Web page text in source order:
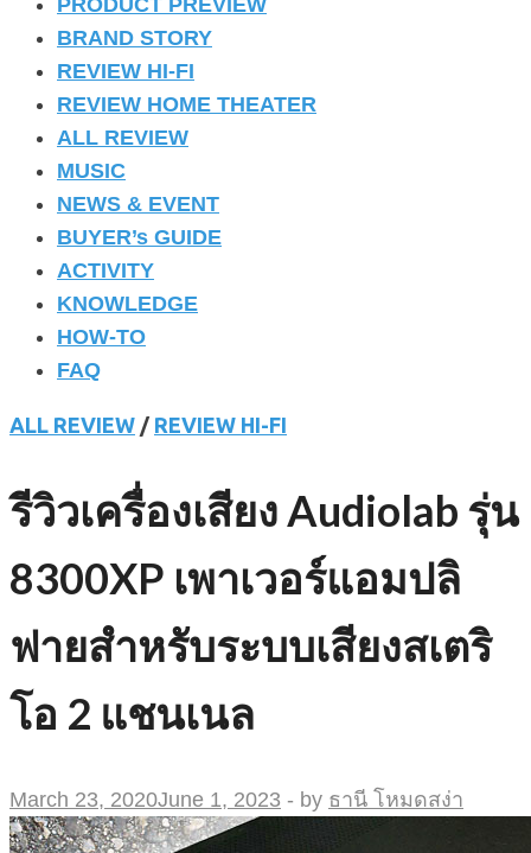
PRODUCT PREVIEW
BRAND STORY
REVIEW HI-FI
REVIEW HOME THEATER
ALL REVIEW
MUSIC
NEWS & EVENT
BUYER’s GUIDE
ACTIVITY
KNOWLEDGE
HOW-TO
FAQ
ALL REVIEW / REVIEW HI-FI
รีวิวเครื่องเสียง Audiolab รุ่น
8300XP เพาเวอร์แอมปลิ
ฟายสำหรับระบบเสียงสเตริ
โอ 2 แชนเนล
March 23, 2020June 1, 2023 - by ธานี โหมดสง่า